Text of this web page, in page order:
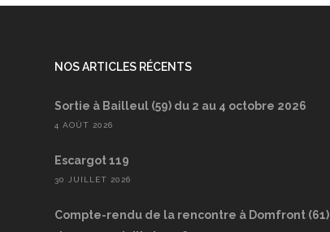
NOS ARTICLES RÉCENTS
Sortie à Bailleul (59) du 2 au 4 octobre 2026
4 AOÛT 2026
Escargot 119
30 JUILLET 2026
Compte-rendu de la rencontre à Domfront (61)